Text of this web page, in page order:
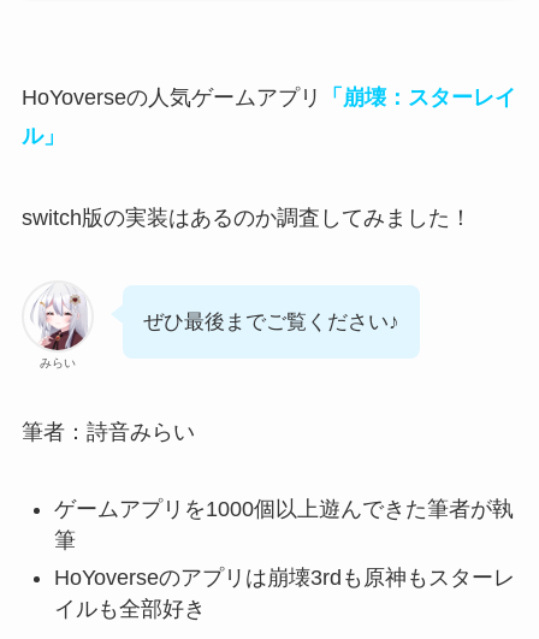
HoYoverseの人気ゲームアプリ
「崩壊：スターレイ
ル」
switch版の実装はあるのか調査 してみました！
みらい
ぜひ最後までご覧ください♪
筆者：詩音みらい
ゲームアプリを1000個以上遊んできた筆者が執
筆
HoYoverseのアプリは崩壊3rdも原神もスターレ
イルも全部好き